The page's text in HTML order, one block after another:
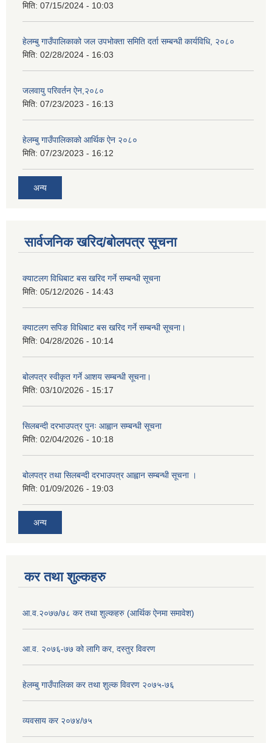
मिति: 07/15/2024 - 10:03
हेलम्बु गाउँपालिकाको जल उपभोक्ता समिति दर्ता सम्बन्धी कार्यविधि, २०८०
मिति: 02/28/2024 - 16:03
जलवायु परिवर्तन ऐन,२०८०
मिति: 07/23/2023 - 16:13
हेलम्बु गाउँपालिकाको आर्थिक ऐन २०८०
मिति: 07/23/2023 - 16:12
अन्य
सार्वजनिक खरिद/बोलपत्र सूचना
क्याटलग विधिबाट बस खरिद गर्ने सम्बन्धी सूचना
मिति: 05/12/2026 - 14:43
क्याटलग सपिङ विधिबाट बस खरिद गर्ने सम्बन्धी सूचना।
मिति: 04/28/2026 - 10:14
बोलपत्र स्वीकृत गर्ने आशय सम्बन्धी सूचना।
मिति: 03/10/2026 - 15:17
सिलबन्दी दरभाउपत्र पुनः आह्वान सम्बन्धी सूचना
मिति: 02/04/2026 - 10:18
बोलपत्र तथा सिलबन्दी दरभाउपत्र आह्वान सम्बन्धी सूचना ।
मिति: 01/09/2026 - 19:03
अन्य
कर तथा शुल्कहरु
आ.व.२०७७/७८ कर तथा शुल्कहरु (आर्थिक ऐनमा समावेश)
आ.व. २०७६-७७ को लागि कर, दस्तुर विवरण
हेलम्बु गाउँपालिका कर तथा शुल्क विवरण २०७५-७६
व्यवसाय कर २०७४/७५